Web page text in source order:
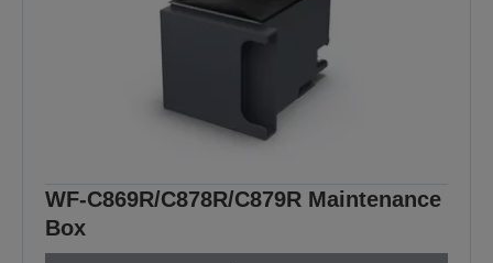
WF-C869R/C878R/C879R Maintenance
Box